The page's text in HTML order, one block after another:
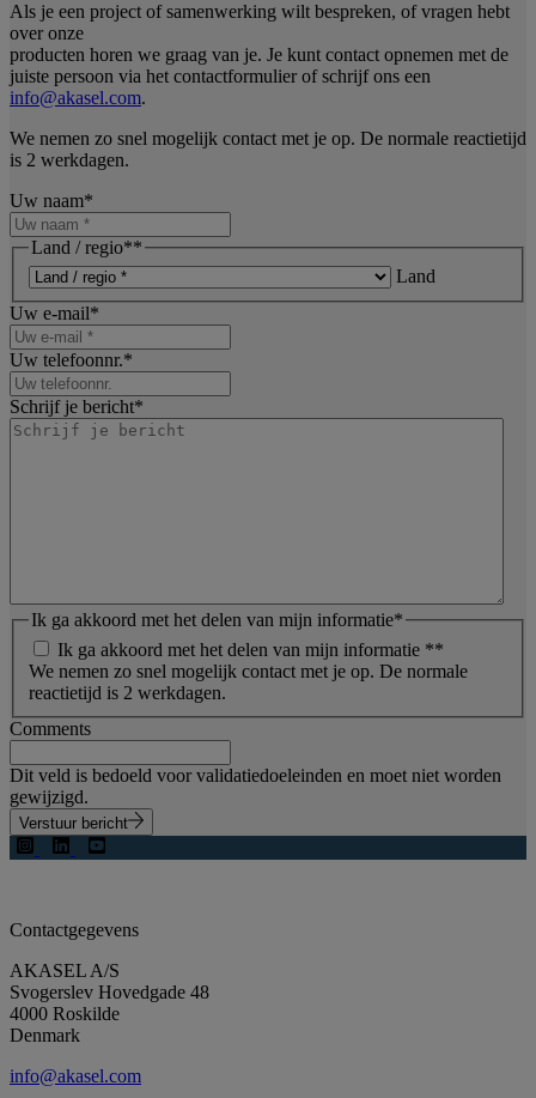
Als je een project of samenwerking wilt bespreken, of vragen hebt
over onze
producten horen we graag van je. Je kunt contact opnemen met de
juiste persoon via het contactformulier of schrijf ons een
info@akasel.com.
We nemen zo snel mogelijk contact met je op. De normale reactietijd
is 2 werkdagen.
Uw naam*
Land / regio**
Land
Uw e-mail*
Uw telefoonnr.*
Schrijf je bericht*
Ik ga akkoord met het delen van mijn informatie*
Ik ga akkoord met het delen van mijn informatie **
We nemen zo snel mogelijk contact met je op. De normale
reactietijd is 2 werkdagen.
Comments
Dit veld is bedoeld voor validatiedoeleinden en moet niet worden
gewijzigd.
Verstuur bericht
Contactgegevens
AKASEL A/S
Svogerslev Hovedgade 48
4000 Roskilde
Denmark
info@akasel.com